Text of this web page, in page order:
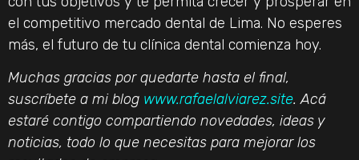
el competitivo mercado dental de Lima. No esperes
más, el futuro de tu clínica dental comienza hoy.
Muchas gracias por quedarte hasta el final,
suscríbete a mi blog www.rafaelalviarez.site. Acá
estaré contigo compartiendo novedades, ideas y
noticias, todo lo que necesitas para mejorar los